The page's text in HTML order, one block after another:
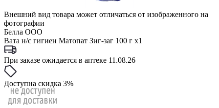
Внешний вид товара может отличаться от изображенного на
фотографии
Белла ООО
Вата н/с гигиен Матопат Зиг-заг 100 г x1
При заказе ожидается в аптеке 11.08.26
Доступна скидка 3%